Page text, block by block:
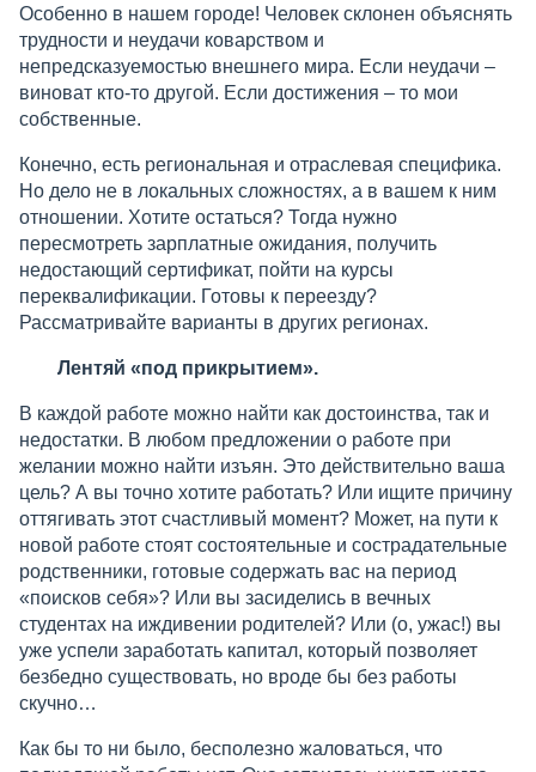
Особенно в нашем городе! Человек склонен объяснять
трудности и неудачи коварством и
непредсказуемостью внешнего мира. Если неудачи –
виноват кто-то другой. Если достижения – то мои
собственные.
Конечно, есть региональная и отраслевая специфика.
Но дело не в локальных сложностях, а в вашем к ним
отношении. Хотите остаться? Тогда нужно
пересмотреть зарплатные ожидания, получить
недостающий сертификат, пойти на курсы
переквалификации. Готовы к переезду?
Рассматривайте варианты в других регионах.
Лентяй «под прикрытием».
В каждой работе можно найти как достоинства, так и
недостатки. В любом предложении о работе при
желании можно найти изъян. Это действительно ваша
цель? А вы точно хотите работать? Или ищите причину
оттягивать этот счастливый момент? Может, на пути к
новой работе стоят состоятельные и сострадательные
родственники, готовые содержать вас на период
«поисков себя»? Или вы засиделись в вечных
студентах на иждивении родителей? Или (о, ужас!) вы
уже успели заработать капитал, который позволяет
безбедно существовать, но вроде бы без работы
скучно…
Как бы то ни было, бесполезно жаловаться, что